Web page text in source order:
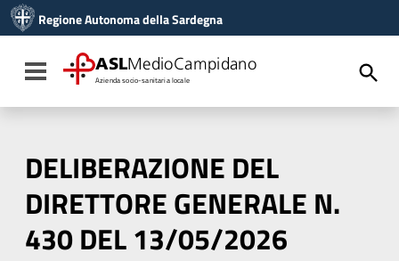
Vai al menu di navigazione
Vai al footer
Regione Autonoma della Sardegna
Toggle navigation
ASLMedioCampidano
Azienda socio-sanitaria locale
DELIBERAZIONE DEL
DIRETTORE GENERALE N.
430 DEL 13/05/2026